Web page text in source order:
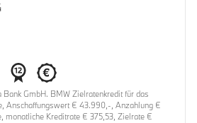
GmbH. BMW Zielratenkredit für das
Anschaffungswert € 43.990,-, Anzahlung €
monatliche Kreditrate € 375,53, Zielrate €